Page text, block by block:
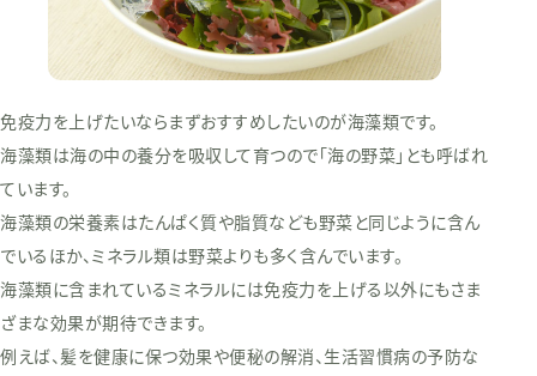
免疫力を上げたいならまずおすすめしたいのが海藻類です。
海藻類は海の中の養分を吸収して育つので「海の野菜」とも呼ばれ
ています。
海藻類の栄養素はたんぱく質や脂質なども野菜と同じように含ん
でいるほか、ミネラル類は野菜よりも多く含んでいます。
海藻類に含まれているミネラルには免疫力を上げる以外にもさま
ざまな効果が期待できます。
例えば、髪を健康に保つ効果や便秘の解消、生活習慣病の予防な